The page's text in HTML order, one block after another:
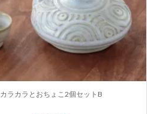
カラカラとおちょこ2個セットB